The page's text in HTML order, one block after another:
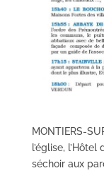
MONTIERS-
l’église,
séchoir aux